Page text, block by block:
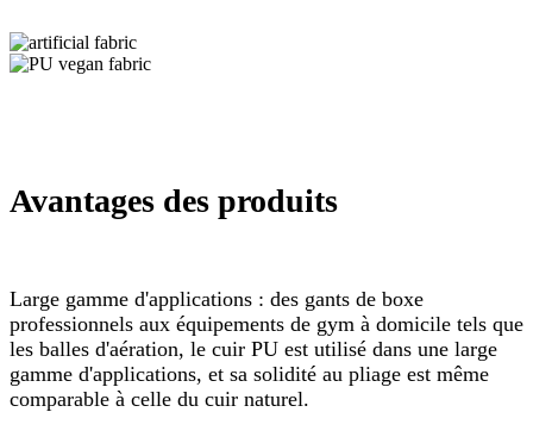
Avantages des produits
Large gamme d'applications : des gants de boxe
professionnels aux équipements de gym à domicile tels que
les balles d'aération, le cuir PU est utilisé dans une large
gamme d'applications, et sa solidité au pliage est même
comparable à celle du cuir naturel.